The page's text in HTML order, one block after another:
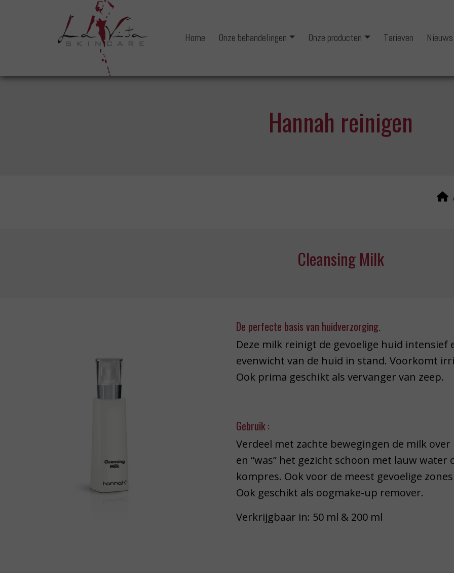
Home Onze behandelingen Onze producten Tarieven Nieuws
Hannah reinigen
Cleansing Milk
De perfecte basis van huidverzorging.
Deze milk reinigt de gevoelige huid
evenwicht van de huid in stand. Voorkomt
Ook prima geschikt als vervanger van zeep.
Gebruik :
Verdeel met zachte bewegingen de milk
en “was” het gezicht schoon met lauw
kompres. Ook voor de meest gevoelige
Ook geschikt als oogmake-up remover.
Verkrijgbaar in: 50 ml & 200 ml